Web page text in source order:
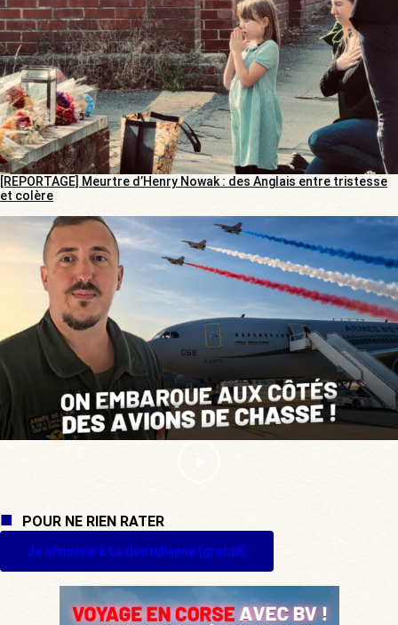
[REPORTAGE] Meurtre d’Henry Nowak : des Anglais entre tristesse
et colère
POUR NE RIEN RATER
Je m'inscris à La Quotidienne (gratuit)